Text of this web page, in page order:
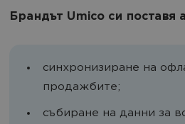
Брандът Umico си поставя
синхронизиране на
продажбите;
събиране на данни за